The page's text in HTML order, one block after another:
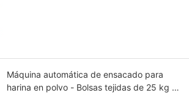
Máquina automática de ensacado para
harina en polvo - Bolsas tejidas de 25 kg y